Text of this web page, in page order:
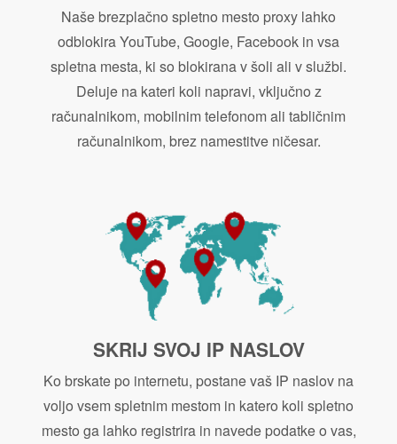
Naše brezplačno spletno mesto proxy lahko
odblokira YouTube, Google, Facebook in vsa
spletna mesta, ki so blokirana v šoli ali v službi.
Deluje na kateri koli napravi, vključno z
računalnikom, mobilnim telefonom ali tabličnim
računalnikom, brez namestitve ničesar.
SKRIJ SVOJ IP NASLOV
Ko brskate po internetu, postane vaš IP naslov na
voljo vsem spletnim mestom in katero koli spletno
mesto ga lahko registrira in navede podatke o vas,